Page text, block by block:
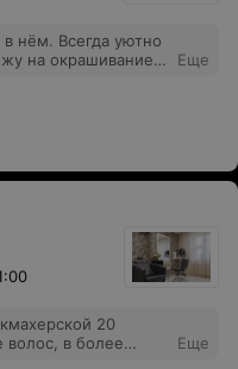
нём. Всегда уютно
на окрашивание
Еще
20
волос, в более
Еще